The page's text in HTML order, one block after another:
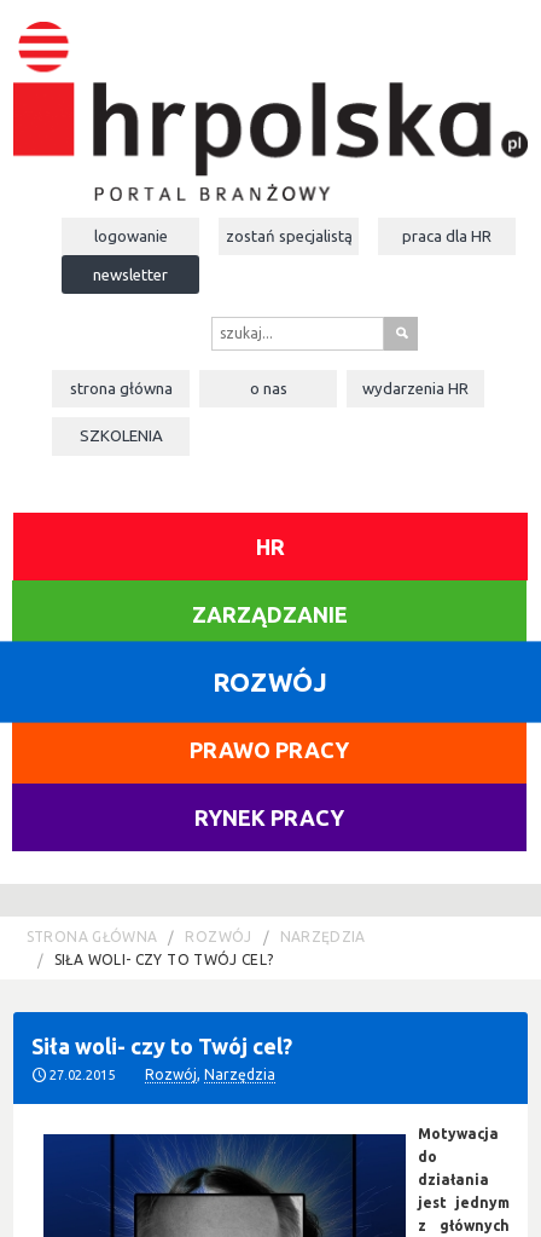
logowanie zostań specjalistą praca dla HR
newsletter
s
strona główna o nas wydarzeniaHR
SZKOLENIA
HR
ZARZĄDZANIE
ROZWÓJ
PRAWO PRACY
RYNEK PRACY
STRONA GŁÓWNA ROZWÓJ
NARZĘDZIA
SIŁA WOLI- CZY TO TWÓJ CEL?
Siła woli- czy to Twój cel?
27.02.2015 Rozwój,Narzędzia
Motywacja
do
działania
jest jednym
z głównych